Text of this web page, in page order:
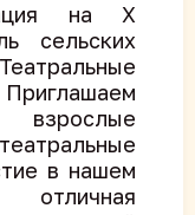
на X
сельских
в нашем